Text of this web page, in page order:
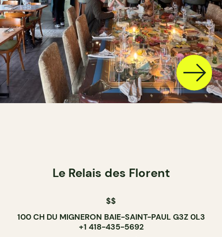
Le Relais des Florent
$$
100 CH DU MIGNERON BAIE-SAINT-PAUL G3Z 0L3
+1 418-435-5692